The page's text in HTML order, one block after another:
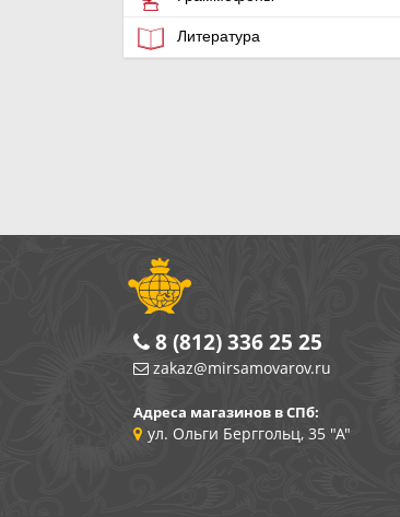
Литература
8 (812) 336 25 25
zakaz@mirsamovarov.ru
Адреса магазинов в СПб:
ул. Ольги Берггольц, 35 "А"